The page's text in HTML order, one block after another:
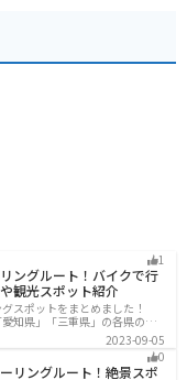
の自然を楽しむことがで
ん
1
ングルート！バイクで行
観光スポット紹介
スポットをまとめました！
愛知県」「三重県」の各県の観
な山々や湖、温泉地が点在
めるスポットが多数ありま
ングに行く際は参考にしてく
2023-09-05
0
リングルート！絶景スポ